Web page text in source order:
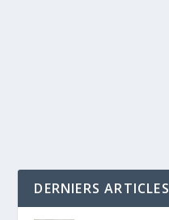
DERNIERS ARTICLES